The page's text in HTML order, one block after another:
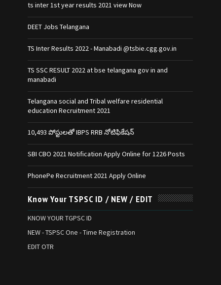
ts inter 1st year results 2021 view Now
DEET Jobs Telangana
TS Inter Results 2022 - Manabadi @tsbie.cgg.gov.in
TS SSC RESULT 2022 at bse telangana gov in and
manabadi
Telangana social and Tribal welfare residential
education Recruitment 2021
10,493 పోస్టులతో IBPS RRB నోటిఫికేషన్‌
SBI CBO 2021 Notification Apply Online for 1226 Posts
PhonePe Recruitment 2021 Apply Online
Know Your TSPSC ID / NEW / EDIT
KNOW YOUR TGPSC ID
NEW - TSPSC One - Time Registration
EDIT OTR